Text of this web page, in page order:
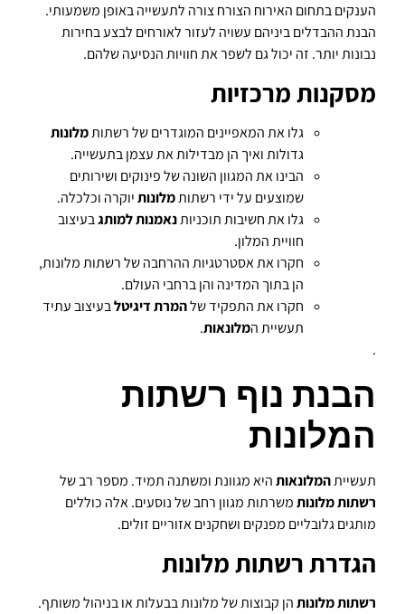
הענקים בתחום האירוח הצורח צורה לתעשייה באופן משמעותי.
הבנת ההבדלים ביניהם עשויה לעזור לאורחים לבצע בחירות
נבונות יותר. זה יכול גם לשפר את חוויות הנסיעה שלהם.
מסקנות מרכזיות
גלו את המאפיינים המוגדרים של רשתותמלונות
גדולות ואיך הן מבדילות את עצמן בתעשייה.
הבינו את המגוון השונה של פינוקים ושירותים
שמוצעים על ידי רשתותמלונותיוקרה וכלכלה.
גלו את חשיבות תוכניותנאמנות למותגבעיצוב
חוויית המלון.
חקרו את אסטרטגיות ההרחבה של רשתות מלונות,
הן בתוך המדינה והן ברחבי העולם.
חקרו את התפקיד שלהמרת דיגיטלבעיצוב עתיד
תעשיית המלונאות.
.
הבנת נוף רשתות
המלונות
תעשייתהמלונאותהיא מגוונת ומשתנה תמיד. מספר רב של
רשתות מלונותמשרתות מגוון רחב של נוסעים. אלה כוללים
מותגים גלובליים מפנקים ושחקנים אזוריים זולים.
הגדרת רשתות מלונות
רשתות מלונותהן קבוצות של מלונות בבעלות או בניהול משותף.